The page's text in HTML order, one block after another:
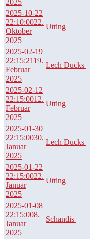
2025
2025-10-22
22:10:0022.
Oktober
2025
Utting
2025-02-19
22:15:2119.
Februar
2025
Lech Ducks
2025-02-12
22:15:0012.
Februar
2025
Utting
2025-01-30
22:15:0030.
Januar
2025
Lech Ducks
2025-01-22
22:15:0022.
Januar
2025
Utting
2025-01-08
22:15:008.
Januar
2025
Schandis